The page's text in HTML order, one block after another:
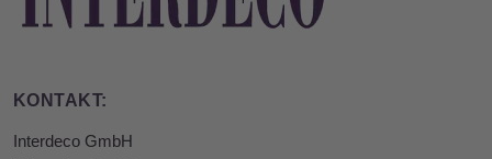
KONTAKT:
Interdeco GmbH